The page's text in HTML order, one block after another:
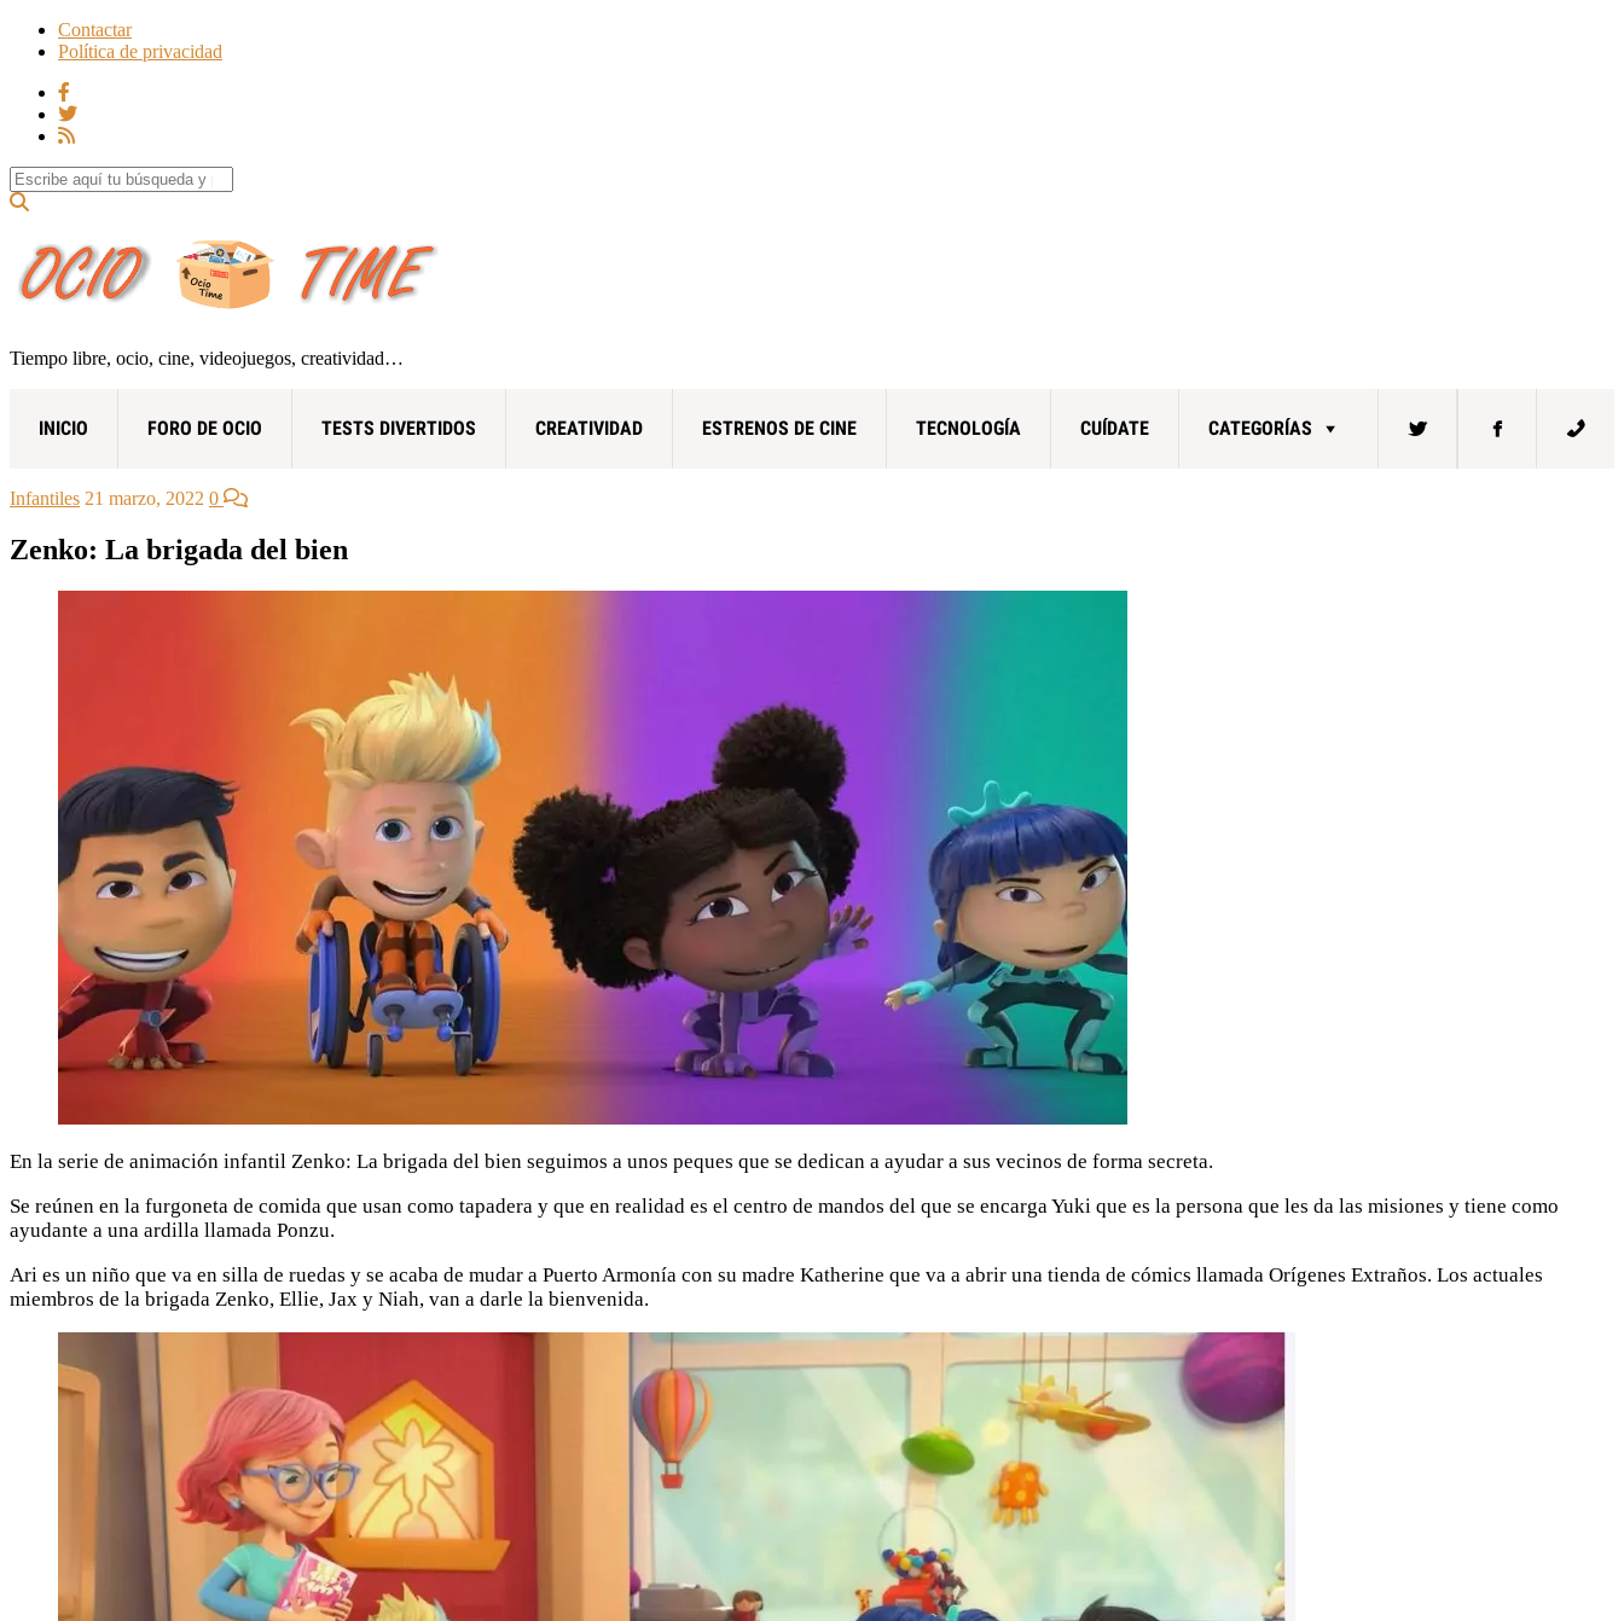
Contactar
Política de privacidad
Search for:
Tiempo libre, ocio, cine, videojuegos, creatividad…
INICIO FORO DE OCIO TESTS DIVERTIDOS CREATIVIDAD ESTRENOS DE CINE TECNOLOGÍA CUÍDATE CATEGORÍAS
Infantiles 21 marzo, 2022 0
Zenko: La brigada del bien
En la serie de animación infantil Zenko: La brigada del bien seguimos a unos peques que se dedican a ayudar a sus vecinos de forma secreta.
Se reúnen en la furgoneta de comida que usan como tapadera y que en realidad es el centro de mandos del que se encarga Yuki que es la persona que les da las misiones y tiene como
ayudante a una ardilla llamada Ponzu.
Ari es un niño que va en silla de ruedas y se acaba de mudar a Puerto Armonía con su madre Katherine que va a abrir una tienda de cómics llamada Orígenes Extraños. Los actuales
miembros de la brigada Zenko, Ellie, Jax y Niah, van a darle la bienvenida.